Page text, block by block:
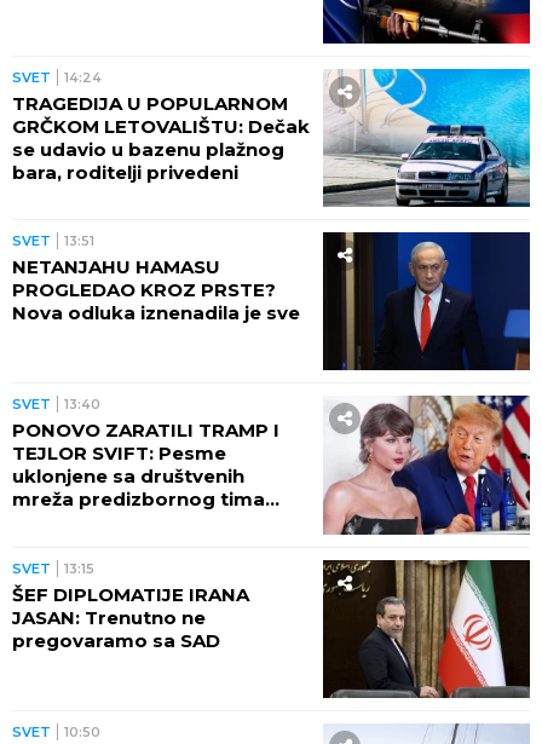
SVET 14:24
TRAGEDIJA U POPULARNOM
GRČKOM LETOVALIŠTU: Dečak
se udavio u bazenu plažnog
bara, roditelji privedeni
SVET 13:51
NETANJAHU HAMASU
PROGLEDAO KROZ PRSTE?
Nova odluka iznenadila je sve
SVET 13:40
PONOVO ZARATILI TRAMP I
TEJLOR SVIFT: Pesme
uklonjene sa društvenih
mreža predizbornog tima
SVET 13:15
ŠEF DIPLOMATIJE IRANA
JASAN: Trenutno ne
pregovaramo sa SAD
SVET 10:50